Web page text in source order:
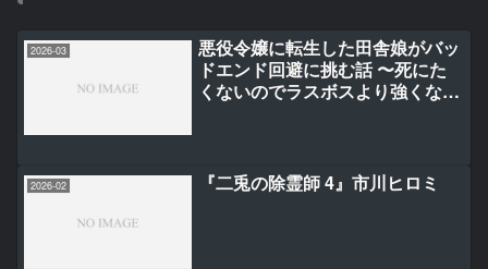
2026-03
悪役令嬢に転生した田舎娘がバッ
ドエンド回避に挑む話 〜死にた
くないのでラスボスより強くなっ
2026-02 『二兎の除霊師 4』市川ヒロミ